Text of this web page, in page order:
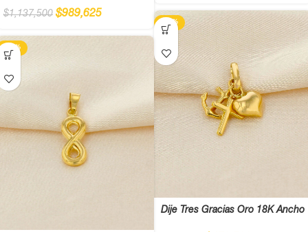
$1,137,500 $989,625
-13%
Dije Tres Gracias Oro 18K Ancho
-13%